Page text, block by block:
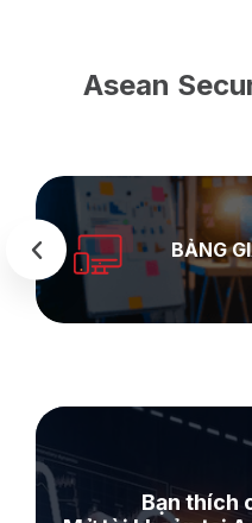
Asean
WEB
Bạn thích